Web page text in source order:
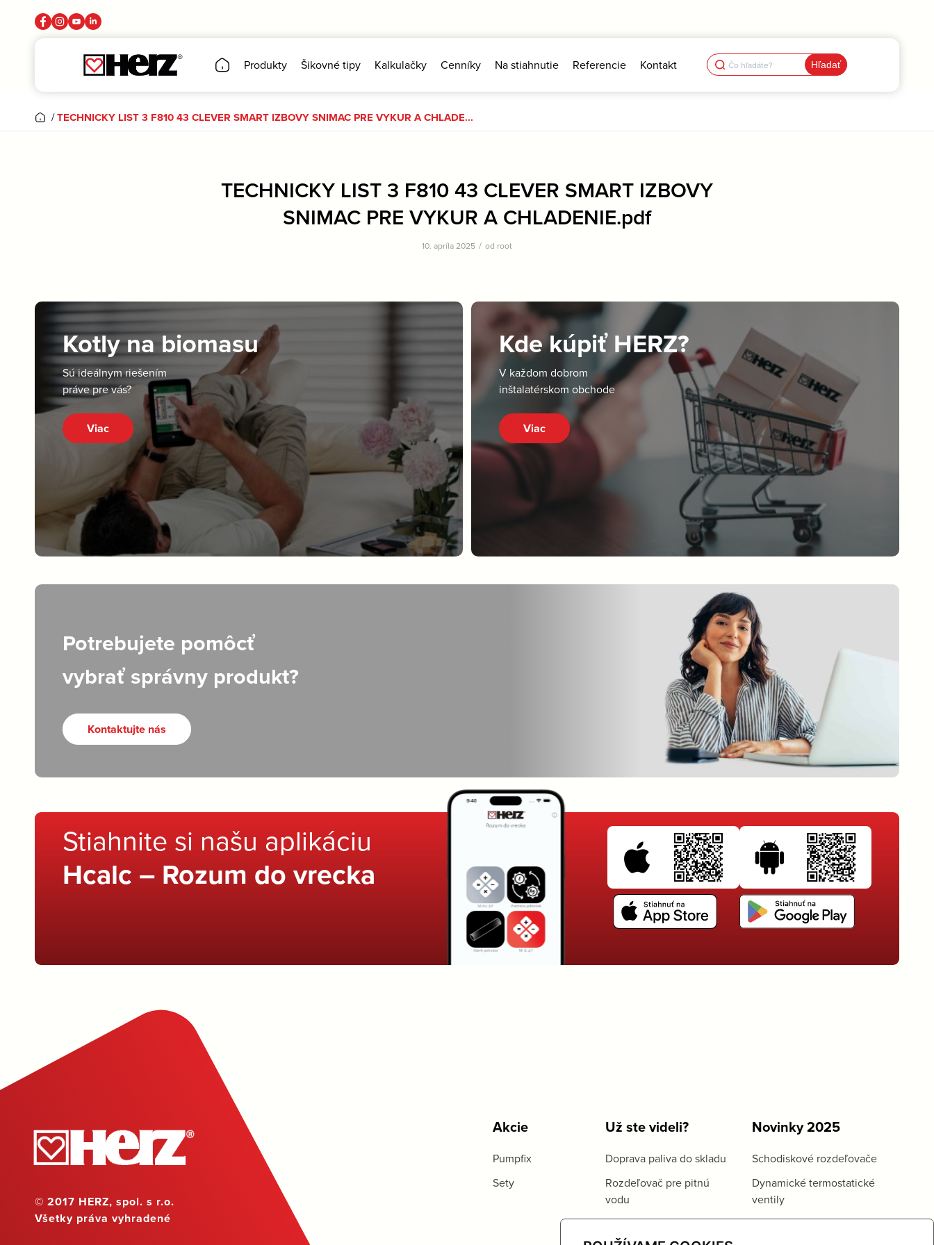
Produkty Šikovné tipy Kalkulačky Cenníky Na stiahnutie Referencie Kontakt Search
for:
/TECHNICKY LIST 3 F810 43 CLEVER SMART IZBOVY SNIMAC PRE VYKUR A CHLADE...
TECHNICKY LIST 3 F810 43 CLEVER SMART IZBOVY
SNIMAC PRE VYKUR A CHLADENIE.pdf
10. apríla 2025 / od root
Kotly na biomasu
Sú ideálnym riešením
práve pre vás?
Viac
Kde kúpiť HERZ?
V každom dobrom
inštalatérskom obchode
Viac
Potrebujete pomôcť
vybrať správny produkt?
Kontaktujte nás
Stiahnite si našu aplikáciu
Hcalc – Rozum do vrecka
© 2017 HERZ, spol. s r.o.
Všetky práva vyhradené
Akcie
Pumpfix
Sety
Už ste videli?
Doprava paliva do skladu
Rozdeľovač pre pitnú
vodu
Novinky 2025
Schodiskové rozdeľovače
Dynamické termostatické
ventily